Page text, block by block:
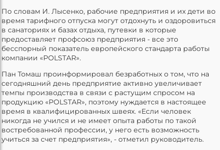
По словам И. Лысенко, рабочие предприятия и их дети во
время тарифного отпуска могут отдохнуть и оздоровиться
в санаториях и базах отдыха, путевки в которые
предоставляет профсоюз предприятия - все это
бесспорный показатель европейского стандарта работы
компании «POLSTAR».
Пан Томаш проинформировал безработных о том, что на
сегодняшний день предприятие активно увеличивает
темпы производства в связи с растущим спросом на
продукцию «POLSTAR», поэтому нуждается в настоящее
время в квалифицированных швеях. «Если человек
никогда не учился и не имеет опыта работы по такой
востребованной профессии, у него есть возможность
учиться за счет предприятия», - отметил руководитель.